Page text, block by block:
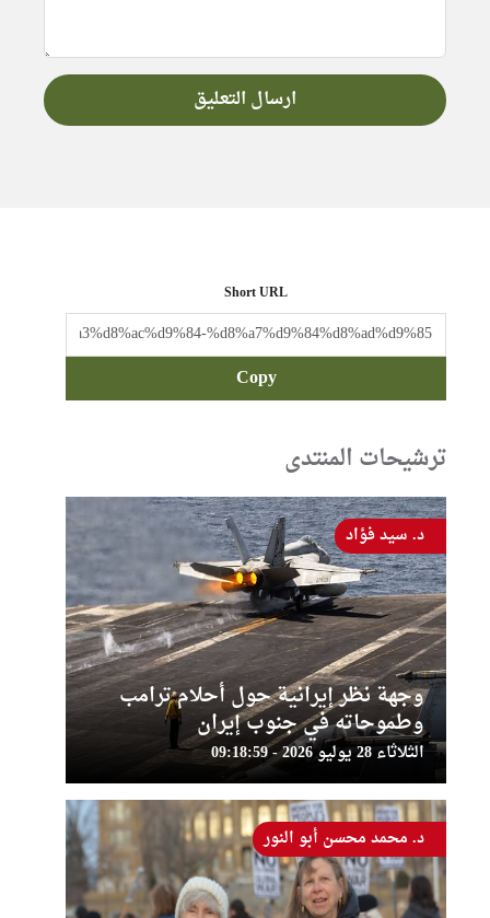
Short URL
Copy
ترشيحات المنتدى
وجهة نظر إيرانية حول أحلام ترامب
وطموحاته في جنوب إيران
الثلاثاء 28 يوليو 2026 - 09:18:59
د. سيد فؤاد
د. محمد محسن أبو النور